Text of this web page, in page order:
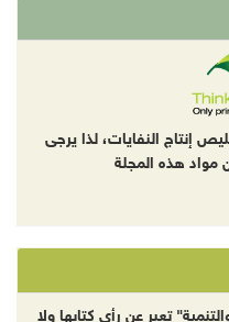
إنتاج النفايات، لذا يرجى
مواد هذه المجلة
تعبر عن رأي كتابها ولا